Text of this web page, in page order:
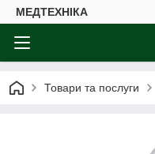
МЕДТЕХНІКА
Товари та послуги